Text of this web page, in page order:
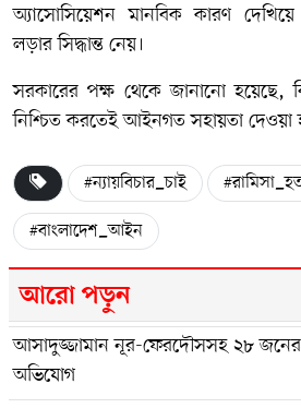
অ্যাসোসিয়েশন মানবিক কারণ
লড়ার সিদ্ধান্ত নেয়।
সরকারের পক্ষ থেকে জানানো হয়েছে,
নিশ্চিত করতেই আইনগত সহায়তা দেওয়া
#ন্যায়বিচার_চাই
#বাংলাদেশ_আইন
আরো পড়ুন
আসাদুজ্জামান নূর-ফেরদৌসসহ ২৮ জনের
অভিযোগ